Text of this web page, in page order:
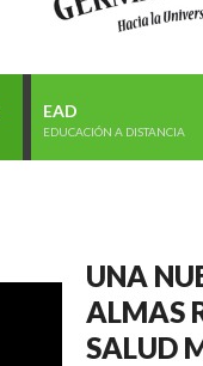
EAD
EDUCACIÓN A DISTANCIA
UNA
ALMAS
SALUD